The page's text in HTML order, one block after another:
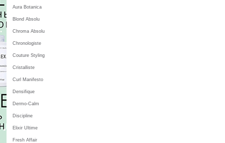
Aura Botanica
Blond Absolu
Chroma Absolu
Chronologiste
Couture Styling
Cristalliste
Curl Manifesto
Densifique
Dermo-Calm
Discipline
Elixir Ultime
Fresh Affair